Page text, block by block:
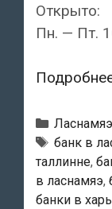
Открыто:
Пн. — Пт.
Рубрики
Ласнамяэ
Тэги
банк в
таллинне,
в ласнамяэ,
банки в